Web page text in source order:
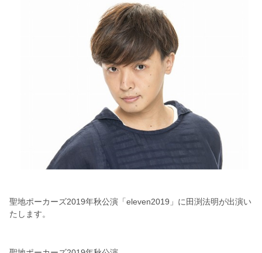
聖地ポーカーズ2019年秋公演「eleven2019」に田渕法明が出演い
たします。